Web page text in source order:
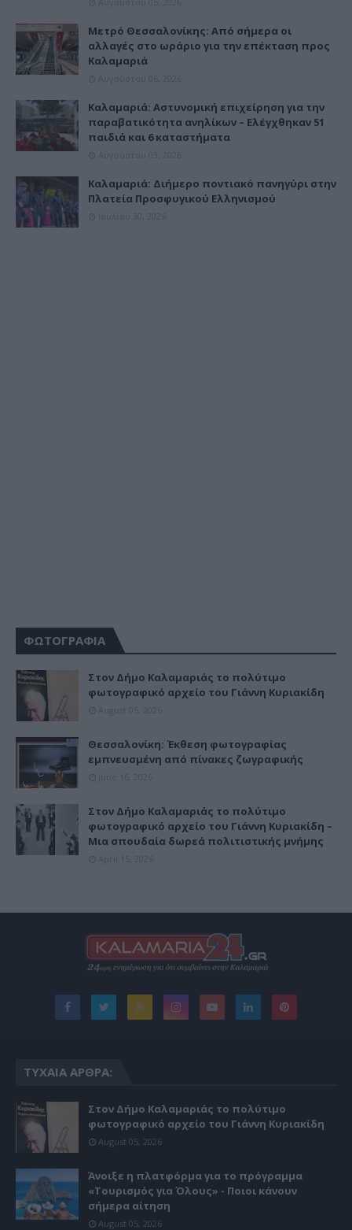
Μετρό Θεσσαλονίκης: Από σήμερα οι
αλλαγές στο ωράριο για την επέκταση προς
Καλαμαριά
Καλαμαριά: Αστυνομική επιχείρηση για την
παραβατικότητα ανηλίκων – Ελέγχθηκαν 51
παιδιά και 6 καταστήματα
Καλαμαριά: Διήμερο ποντιακό πανηγύρι στην
Πλατεία Προσφυγικού Ελληνισμού
ΦΩΤΟΓΡΑΦΙΑ
Στον Δήμο Καλαμαριάς το πολύτιμο
φωτογραφικό αρχείο του Γιάννη Κυριακίδη
Θεσσαλονίκη: Έκθεση φωτογραφίας
εμπνευσμένη από πίνακες ζωγραφικής
Στον Δήμο Καλαμαριάς το πολύτιμο
φωτογραφικό αρχείο του Γιάννη Κυριακίδη –
Μια σπουδαία δωρεά πολιτιστικής μνήμης
ΤΥΧΑΊΑ ΆΡΘΡΑ:
Στον Δήμο Καλαμαριάς το πολύτιμο
φωτογραφικό αρχείο του Γιάννη Κυριακίδη
August 05, 2026
Άνοιξε η πλατφόρμα για το πρόγραμμα
«Τουρισμός για Όλους» - Ποιοι κάνουν
σήμερα αίτηση
August 05, 2026